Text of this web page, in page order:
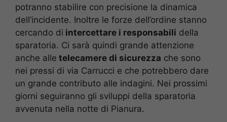
potranno stabilire con precisione la dinamica
dell’incidente. Inoltre le forze dell’ordine stanno
cercando di intercettare i responsabili della
sparatoria. Ci sarà quindi grande attenzione
anche alle telecamere di sicurezza che sono
nei pressi di via Carrucci e che potrebbero dare
un grande contributo alle indagini. Nei prossimi
giorni seguiranno gli sviluppi della sparatoria
avvenuta nella notte di Pianura.